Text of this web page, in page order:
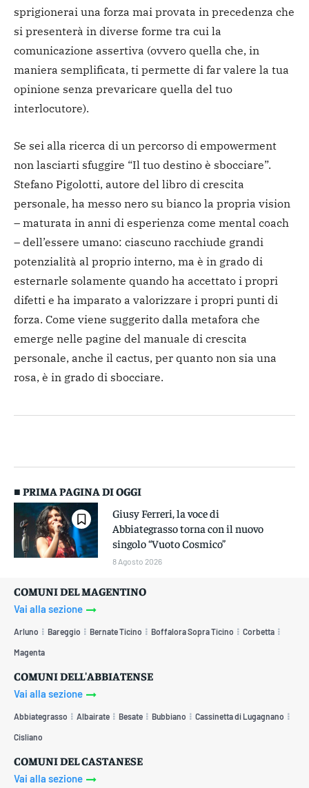
sprigionerai una forza mai provata in precedenza che
si presenterà in diverse forme tra cui la
comunicazione assertiva (ovvero quella che, in
maniera semplificata, ti permette di far valere la tua
opinione senza prevaricare quella del tuo
interlocutore).
Se sei alla ricerca di un percorso di empowerment
non lasciarti sfuggire “Il tuo destino è sbocciare”.
Stefano Pigolotti, autore del libro di crescita
personale, ha messo nero su bianco la propria vision
– maturata in anni di esperienza come mental coach
– dell’essere umano: ciascuno racchiude grandi
potenzialità al proprio interno, ma è in grado di
esternarle solamente quando ha accettato i propri
difetti e ha imparato a valorizzare i propri punti di
forza. Come viene suggerito dalla metafora che
emerge nelle pagine del manuale di crescita
personale, anche il cactus, per quanto non sia una
rosa, è in grado di sbocciare.
■ PRIMA PAGINA DI OGGI
Giusy Ferreri, la voce di
Abbiategrasso torna con il nuovo
singolo “Vuoto Cosmico”
8 Agosto 2026
COMUNI DEL MAGENTINO
Vai alla sezione
Arluno Bareggio Bernate Ticino Boffalora Sopra Ticino Corbetta
Magenta
COMUNI DELL'ABBIATENSE
Vai alla sezione
Abbiategrasso Albairate Besate Bubbiano Cassinetta di Lugagnano
Cisliano
COMUNI DEL CASTANESE
Vai alla sezione